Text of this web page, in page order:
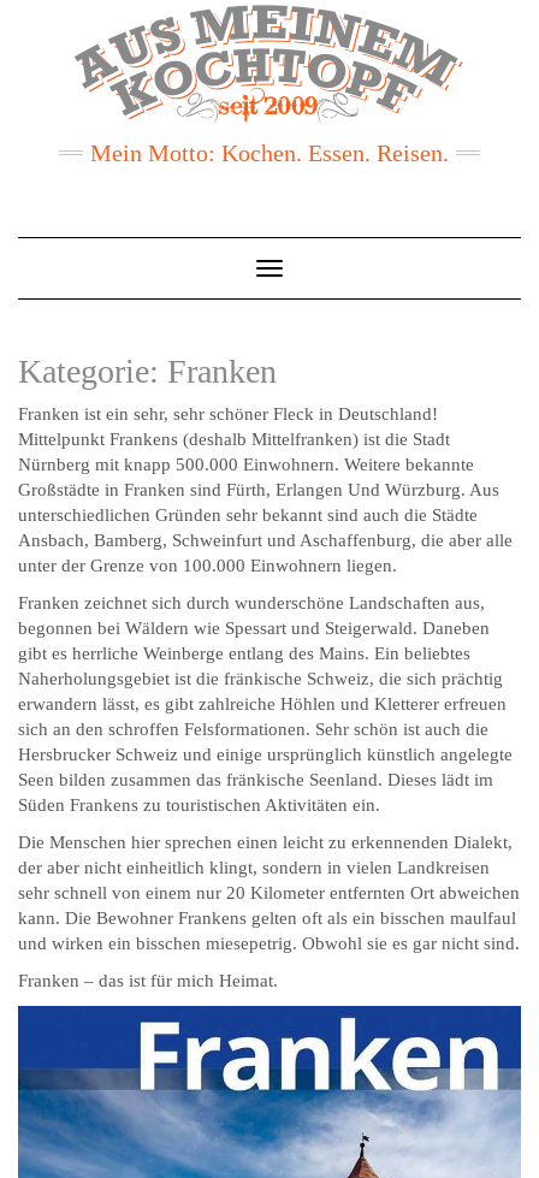
Mein Motto: Kochen. Essen. Reisen.
Toggle
Navigation
Kategorie: Franken
Franken ist ein sehr, sehr schöner Fleck in Deutschland!
Mittelpunkt Frankens (deshalb Mittelfranken) ist die Stadt
Nürnberg mit knapp 500.000 Einwohnern. Weitere bekannte
Großstädte in Franken sind Fürth, Erlangen Und Würzburg. Aus
unterschiedlichen Gründen sehr bekannt sind auch die Städte
Ansbach, Bamberg, Schweinfurt und Aschaffenburg, die aber alle
unter der Grenze von 100.000 Einwohnern liegen.
Franken zeichnet sich durch wunderschöne Landschaften aus,
begonnen bei Wäldern wie Spessart und Steigerwald. Daneben
gibt es herrliche Weinberge entlang des Mains. Ein beliebtes
Naherholungsgebiet ist die fränkische Schweiz, die sich prächtig
erwandern lässt, es gibt zahlreiche Höhlen und Kletterer erfreuen
sich an den schroffen Felsformationen. Sehr schön ist auch die
Hersbrucker Schweiz und einige ursprünglich künstlich angelegte
Seen bilden zusammen das fränkische Seenland. Dieses lädt im
Süden Frankens zu touristischen Aktivitäten ein.
Die Menschen hier sprechen einen leicht zu erkennenden Dialekt,
der aber nicht einheitlich klingt, sondern in vielen Landkreisen
sehr schnell von einem nur 20 Kilometer entfernten Ort abweichen
kann. Die Bewohner Frankens gelten oft als ein bisschen maulfaul
und wirken ein bisschen miesepetrig. Obwohl sie es gar nicht sind.
Franken – das ist für mich Heimat.